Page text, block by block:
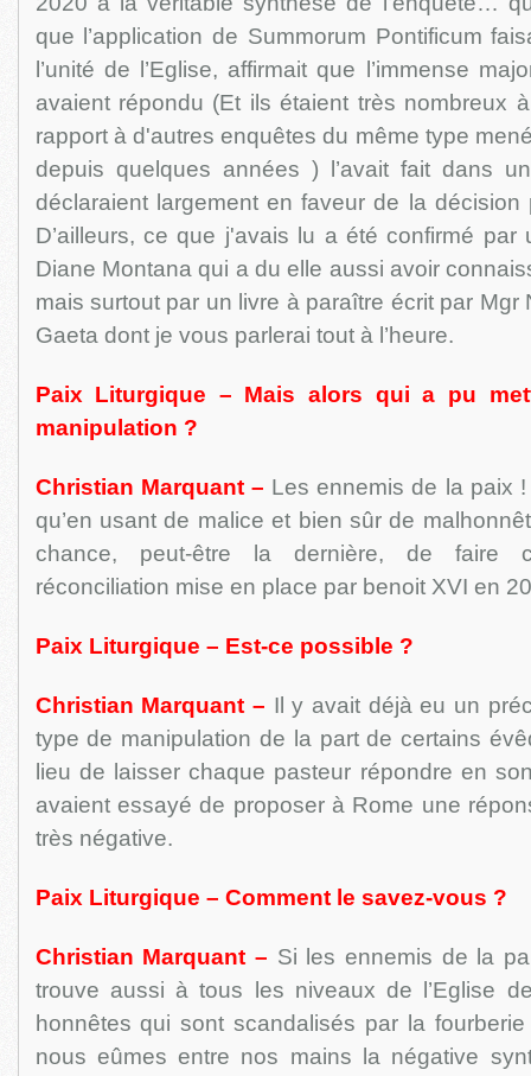
que l’application de Summorum Pontificum
l’unité de l’Eglise, affirmait que l’immense
avaient répondu (Et ils étaient très nombreux
rapport à d'autres enquêtes du même type
depuis quelques années ) l’avait fait dans
déclaraient largement en faveur de la
D’ailleurs, ce que j'avais lu a été confirmé par
Diane Montana qui a du elle aussi avoir
mais surtout par un livre à paraître écrit par Mgr
Gaeta dont je vous parlerai tout à l’heure.
Paix Liturgique – Mais alors qui a pu
manipulation ?
Christian Marquant – Les ennemis de la paix
qu’en usant de malice et bien sûr de
chance, peut-être la dernière, de faire
réconciliation mise en place par benoit XVI en
Paix Liturgique – Est-ce possible ?
Christian Marquant – Il y avait déjà eu un
type de manipulation de la part de certains
lieu de laisser chaque pasteur répondre en
avaient essayé de proposer à Rome une
très négative.
Paix Liturgique – Comment le savez-vous ?
Christian Marquant – Si les ennemis de la
trouve aussi à tous les niveaux de l’Eglise
honnêtes qui sont scandalisés par la
nous eûmes entre nos mains la négative